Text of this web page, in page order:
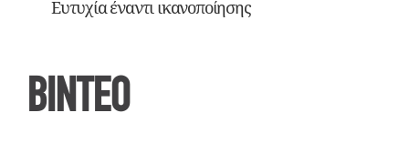
Ευτυχία έναντι ικανοποίησης
ΒΙΝΤΕΟ